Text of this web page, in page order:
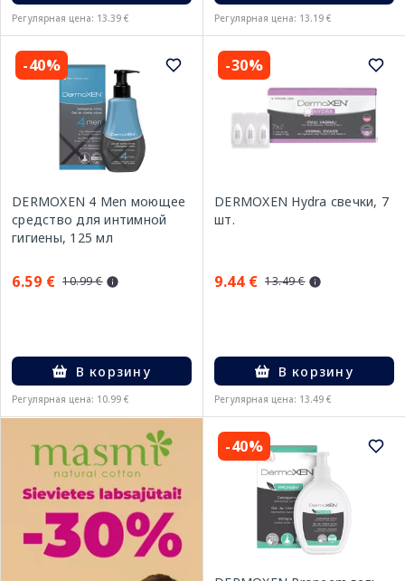
Регулярная цена: 13.39 € Регулярная цена: 13.19 €
-40%
DERMOXEN 4 Men моющее
средство для интимной
гигиены, 125 мл
6.59 € 10.99 €
В корзину
Регулярная цена: 10.99 €
-30%
DERMOXEN Hydra свечки, 7
шт.
9.44 € 13.49 €
В корзину
Регулярная цена: 13.49 €
-40%